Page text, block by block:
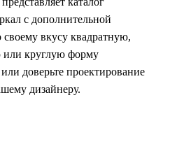
с дополнительной
вкусу квадратную,
или круглую форму
доверьте проектирование
дизайнеру.